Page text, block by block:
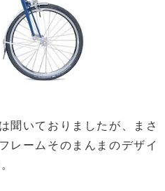
聞いておりましたが、まさ
レームそのまんまのデザイ